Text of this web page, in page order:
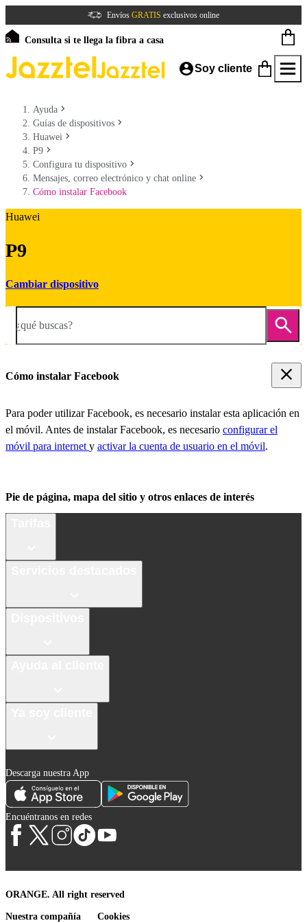
Envíos GRATIS exclusivos online
Consulta si te llega la fibra a casa
Soy cliente
Ayuda
Guías de dispositivos
Huawei
P9
Configura tu dispositivo
Mensajes, correo electrónico y chat online
Cómo instalar Facebook
Huawei
P9
Cambiar dispositivo
¿qué buscas?
Cómo instalar Facebook
Para poder utilizar Facebook, es necesario instalar esta aplicación en
el móvil. Antes de instalar Facebook, es necesario configurar el
móvil para internet y activar la cuenta de usuario en el móvil.
Pie de página, mapa del sitio y otros enlaces de interés
Descarga nuestra App
Encuéntranos en redes
ORANGE. All right reserved
Nuestra compañía Cookies